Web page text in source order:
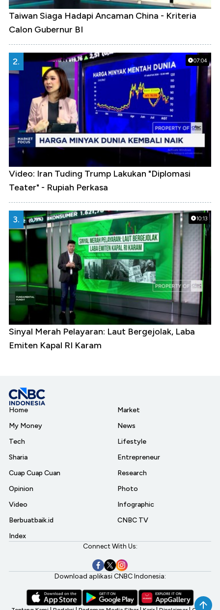
Taiwan Siaga Hadapi Ancaman China - Kriteria
Calon Gubernur BI
07:04
2.
Video: Iran Tuding Trump Lakukan "Diplomasi
Teater" - Rupiah Perkasa
10:13
3.
Sinyal Merah Pelayaran: Laut Bergejolak, Laba
Emiten Kapal RI Karam
Home
My Money
Tech
Sharia
Cuap Cuap Cuan
Opinion
Video
Berbuatbaik.id
Index
Market
News
Lifestyle
Entrepreneur
Research
Photo
Infographic
CNBC TV
Connect With Us:
Download aplikasi CNBC Indonesia: